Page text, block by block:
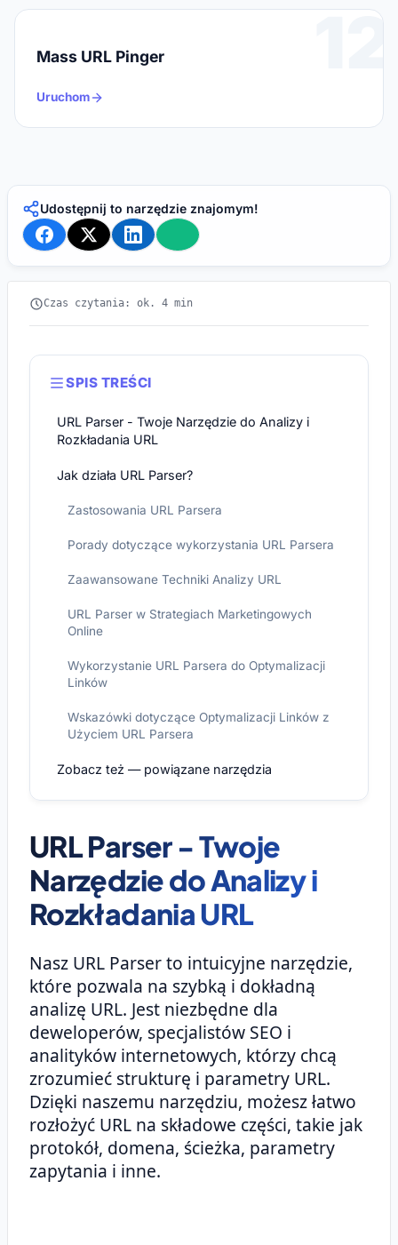
12
Mass URL Pinger
Uruchom
Udostępnij to narzędzie znajomym!
Czas czytania: ok. 4 min
SPIS TREŚCI
URL Parser - Twoje Narzędzie do Analizy i
Rozkładania URL
Jak działa URL Parser?
Zastosowania URL Parsera
Porady dotyczące wykorzystania URL Parsera
Zaawansowane Techniki Analizy URL
URL Parser w Strategiach Marketingowych
Online
Wykorzystanie URL Parsera do Optymalizacji
Linków
Wskazówki dotyczące Optymalizacji Linków z
Użyciem URL Parsera
Zobacz też — powiązane narzędzia
URL Parser - Twoje
Narzędzie do Analizy i
Rozkładania URL
Nasz URL Parser to intuicyjne narzędzie,
które pozwala na szybką i dokładną
analizę URL. Jest niezbędne dla
deweloperów, specjalistów SEO i
analityków internetowych, którzy chcą
zrozumieć strukturę i parametry URL.
Dzięki naszemu narzędziu, możesz łatwo
rozłożyć URL na składowe części, takie jak
protokół, domena, ścieżka, parametry
zapytania i inne.